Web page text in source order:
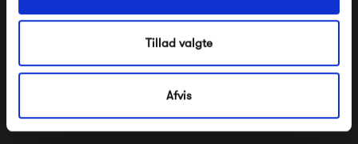
Tillad valgte
Afvis
HAY Weekday Cushion -
140 x 23 – Olive
HAY Weekday Cushion -
111 x 23 – Dark Blue